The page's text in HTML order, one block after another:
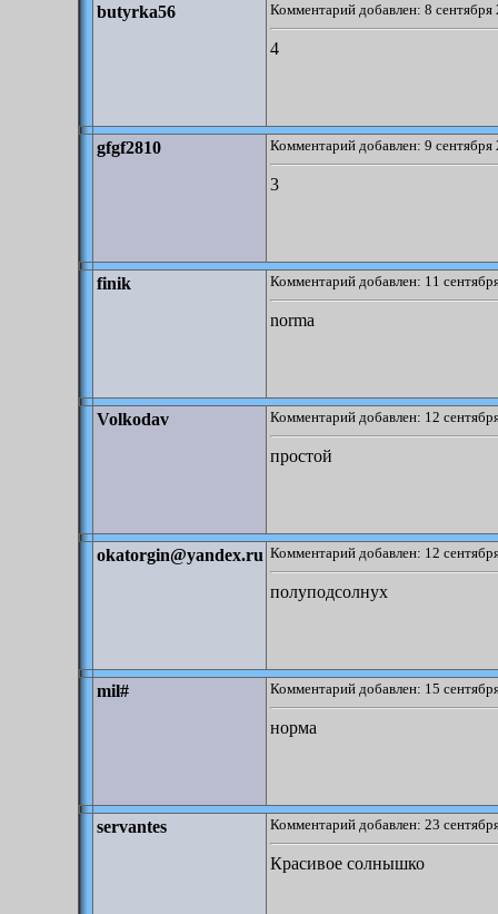
butyrka56 Комментарий добавлен: 8
4
gfgf2810 Комментарий добавлен: 9
3
finik Комментарий добавлен: 11
norma
Volkodav Комментарий добавлен: 12
простой
okatorgin@yandex.ru Комментарий добавлен: 12
полуподсолнух
mil# Комментарий добавлен: 15
норма
servantes Комментарий добавлен: 23
Красивое солнышко